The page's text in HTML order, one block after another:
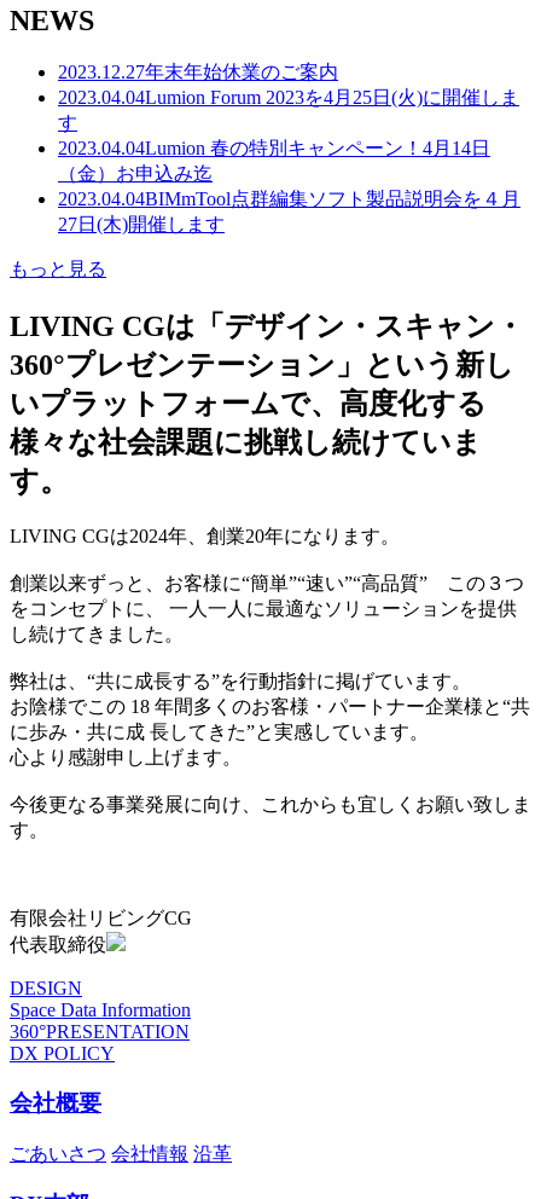
NEWS
2023.12.27年末年始休業のご案内
2023.04.04Lumion Forum 2023を4月25日(火)に開催しま
す
2023.04.04Lumion 春の特別キャンペーン！4月14日
（金）お申込み迄
2023.04.04BIMmTool点群編集ソフト製品説明会を４月
27日(木)開催します
もっと見る
LIVING CGは「デザイン・スキャン・
360°プレゼンテーション」という新し
いプラットフォームで、高度化する
様々な社会課題に挑戦し続けていま
す。
LIVING CGは2024年、創業20年になります。
創業以来ずっと、お客様に“簡単”“速い”“高品質” この３つ
をコンセプトに、 一人一人に最適なソリューションを提供
し続けてきました。
弊社は、“共に成長する”を行動指針に掲げています。
お陰様でこの 18 年間多くのお客様・パートナー企業様と“共
に歩み・共に成 長してきた”と実感しています。
心より感謝申し上げます。
今後更なる事業発展に向け、これからも宜しくお願い致しま
す。
有限会社リビングCG
代表取締役
DESIGN
Space Data Information
360°PRESENTATION
DX POLICY
会社概要
ごあいさつ 会社情報 沿革